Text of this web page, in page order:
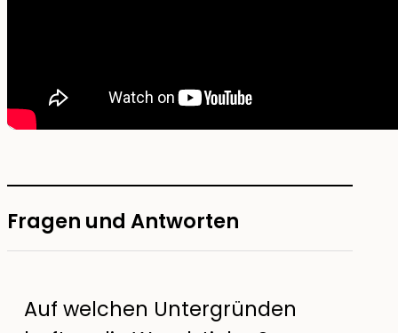
Fragen und Antworten
Auf welchen Untergründen